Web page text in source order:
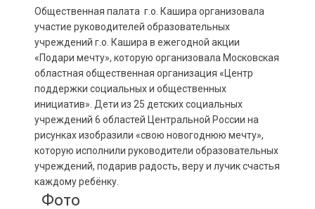
Общественная палата г.о. Кашира организовала
участие руководителей образовательных
учреждений г.о. Кашира в ежегодной акции
«Подари мечту», которую организовала Московская
областная общественная организация «Центр
поддержки социальных и общественных
инициатив». Дети из 25 детских социальных
учреждений 6 областей Центральной России на
рисунках изобразили «свою новогоднюю мечту»,
которую исполнили руководители образовательных
учреждений, подарив радость, веру и лучик счастья
каждому ребёнку.
Фото